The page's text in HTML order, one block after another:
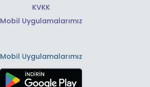
KVKK
Mobil Uygulamalarımız
Mobil Uygulamalarımız